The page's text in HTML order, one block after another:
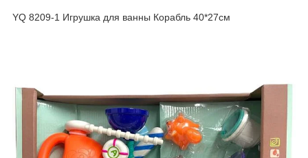
YQ 8209-1 Игрушка для ванны Корабль 40*27см